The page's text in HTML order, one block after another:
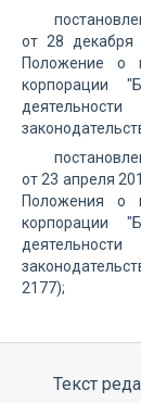
от 28
Положение о
корпорации
от 23 апреля
Положения о
корпорации
2177);
Текст